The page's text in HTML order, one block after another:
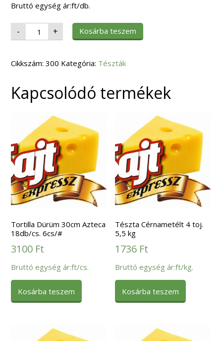
Bruttó egység ár:ft/db.
- Tészta
Lasagne
Olasz
+ Kosárba teszem
Cikkszám:300 Kategória: Tészták
Kapcsolódó termékek
Tortilla Dürüm 30cm Azteca
18db/cs. 6cs/#
3100 Ft
Bruttó egység ár:ft/cs.
Kosárba teszem
Tészta Cérnametélt 4 toj.
5,5 kg
1736 Ft
Bruttó egység ár:ft/kg.
Kosárba teszem